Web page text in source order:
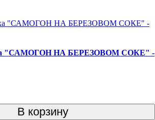
"САМОГОН НА БЕРЕЗОВОМ СОКЕ" -
В корзину